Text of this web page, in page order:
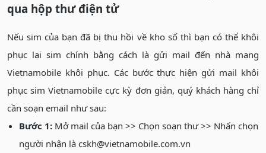
qua hộp thư điện tử
Nếu sim của bạn đã bị thu hồi về kho số thì bạn có thể khôi
phục lại sim chính bằng cách là gửi mail đến nhà mạng
Vietnamobile khôi phục. Các bước thực hiện gửi mail khôi
phục sim Vietnamobile cực kỳ đơn giản, quý khách hàng chỉ
cần soạn email như sau:
Bước 1: Mở mail của bạn >> Chọn soạn thư >> Nhấn chọn
người nhận là cskh@vietnamobile.com.vn